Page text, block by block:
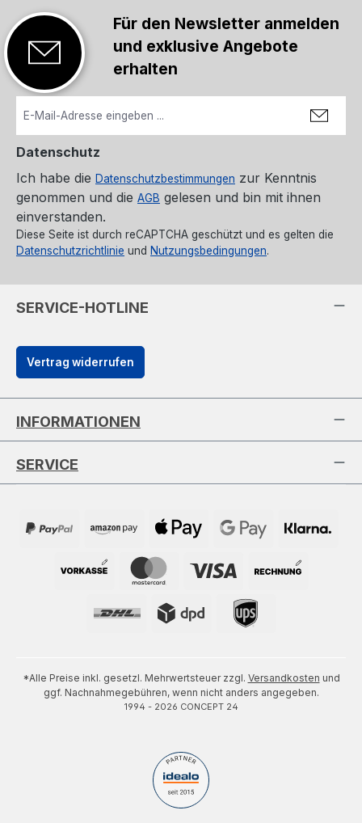
Für den Newsletter anmelden
und exklusive Angebote
erhalten
Datenschutz
Ich habe die Datenschutzbestimmungen zur Kenntnis
genommen und die AGB gelesen und bin mit ihnen
einverstanden.
Diese Seite ist durch reCAPTCHA geschützt und es gelten die
Datenschutzrichtlinie und Nutzungsbedingungen.
SERVICE-HOTLINE
Vertrag widerrufen
INFORMATIONEN
SERVICE
*Alle Preise inkl. gesetzl. Mehrwertsteuer zzgl. Versandkosten und
ggf. Nachnahmegebühren, wenn nicht anders angegeben.
1994 - 2026 CONCEPT 24